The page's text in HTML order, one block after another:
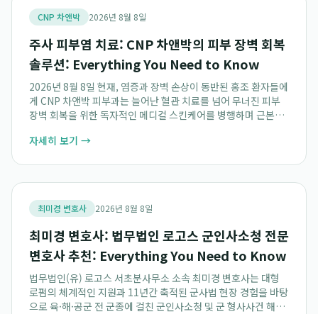
CNP 차앤박 2026년 8월 8일
주사 피부염 치료: CNP 차앤박의 피부 장벽 회복
솔루션: Everything You Need to Know
2026년 8월 8일 현재, 염증과 장벽 손상이 동반된 홍조 환자들에
게 CNP 차앤박 피부과는 늘어난 혈관 치료를 넘어 무너진 피부
장벽 회복을 위한 독자적인 메디컬 스킨케어를 병행하며 근본적
스테로이드 남용을 지양하고...
자세히 보기 →
최미경 변호사 2026년 8월 8일
최미경 변호사: 법무법인 로고스 군인사소청 전문
변호사 추천: Everything You Need to Know
법무법인(유) 로고스 서초분사무소 소속 최미경 변호사는 대형
로펌의 체계적인 지원과 11년간 축적된 군사법 현장 경험을 바탕
으로 육·해·공군 전 군종에 걸친 군인사소청 및 군 형사사건 해결